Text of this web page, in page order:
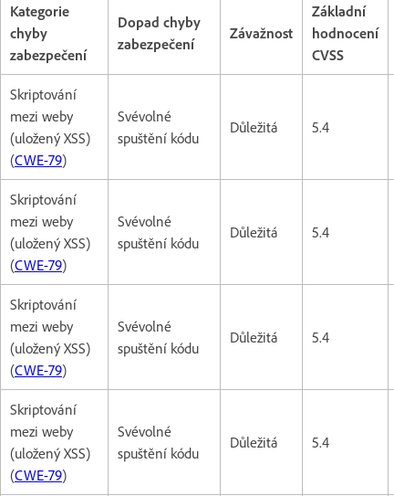
Kategorie
chyby
zabezpečení
Dopad chyby
zabezpečení
Závažnost
Základní
hodnocení
CVSS
Skriptování
mezi weby
(uložený XSS)
(CWE-79)
Svévolné
spuštění kódu
Důležitá 5.4
Skriptování
mezi weby
(uložený XSS)
(CWE-79)
Svévolné
spuštění kódu
Důležitá 5.4
Skriptování
mezi weby
(uložený XSS)
(CWE-79)
Svévolné
spuštění kódu
Důležitá 5.4
Skriptování
mezi weby
(uložený XSS)
(CWE-79)
Svévolné
spuštění kódu
Důležitá 5.4